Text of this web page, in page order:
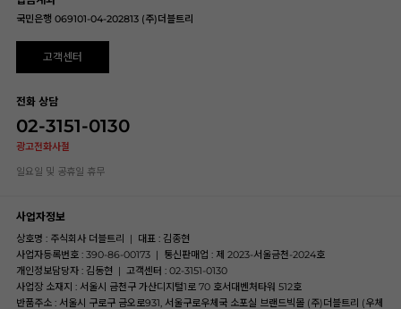
국민은행 069101-04-202813 (주)더블트리
고객센터
전화 상담
02-3151-0130
광고전화사절
일요일 및 공휴일 휴무
사업자정보
상호명 : 주식회사 더블트리 | 대표 : 김종현
사업자등록번호 : 390-86-00173 | 통신판매업 : 제 2023-서울금천-2024호
개인정보담당자 : 김동현 | 고객센터 : 02-3151-0130
사업장 소재지 : 서울시 금천구 가산디지털1로 70 호서대벤처타워 512호
반품주소 : 서울시 구로구 금오로931, 서울구로우체국 소포실 브랜드빅몰 (주)더블트리 (우체